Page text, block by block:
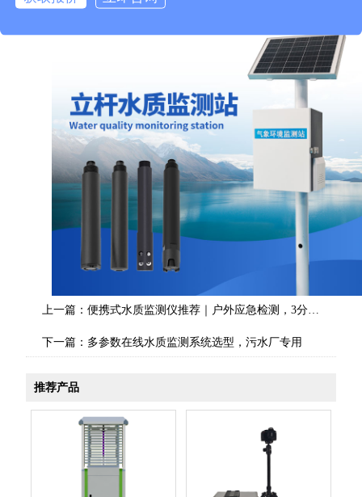
上一篇： 便携式水质监测仪推荐｜户外应急检测，3分钟快速出结果
下一篇： 多参数在线水质监测系统选型，污水厂专用
推荐产品